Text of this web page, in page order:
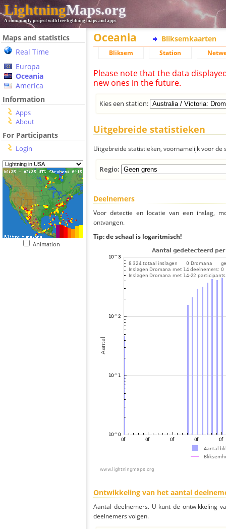
LightningMaps.org
A community project with free lightning maps and apps
Maps and statistics
Real Time
Europa
Oceania
America
Information
Apps
About
For Participants
Login
Animation
Oceania Bliksemkaarten
Bliksem Station
Please note that the data
new ones in the future.
Kies een station:
Uitgebreide statistieken
Uitgebreide statistieken, voornamelijk voor de
Regio:
Deelnemers
Voor detectie en locatie van een inslag,
ontvangen.
Tip: de schaal is logaritmisch!
Ontwikkeling van het aantal
Aantal deelnemers. U kunt de ontwikkeling
deelnemers volgen.